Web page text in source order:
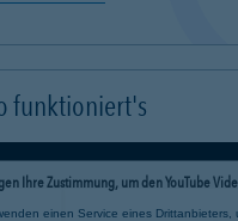
funktioniert's
Ihre Zustimmung, um den YouTube
einen Service eines Drittanbieters,